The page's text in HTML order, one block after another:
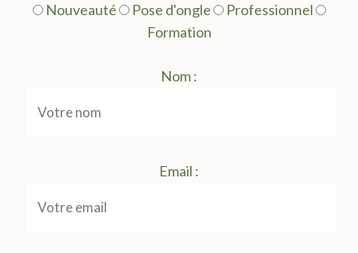
Nouveauté Pose d'ongle
Professionnel
Formation
Nom :
Email :